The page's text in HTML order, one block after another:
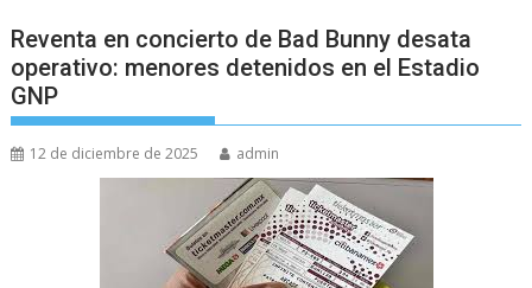
Reventa en concierto de Bad Bunny desata
operativo: menores detenidos en el Estadio
GNP
12 de diciembre de 2025 admin